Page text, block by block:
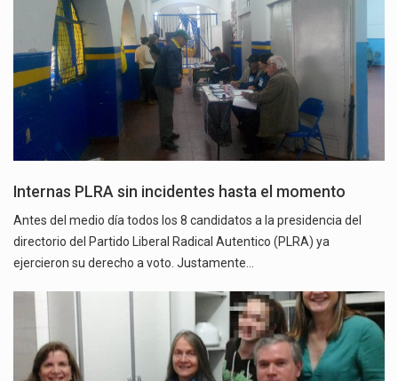
Internas PLRA sin incidentes hasta el momento
Antes del medio día todos los 8 candidatos a la presidencia del
directorio del Partido Liberal Radical Autentico (PLRA) ya
ejercieron su derecho a voto. Justamente…